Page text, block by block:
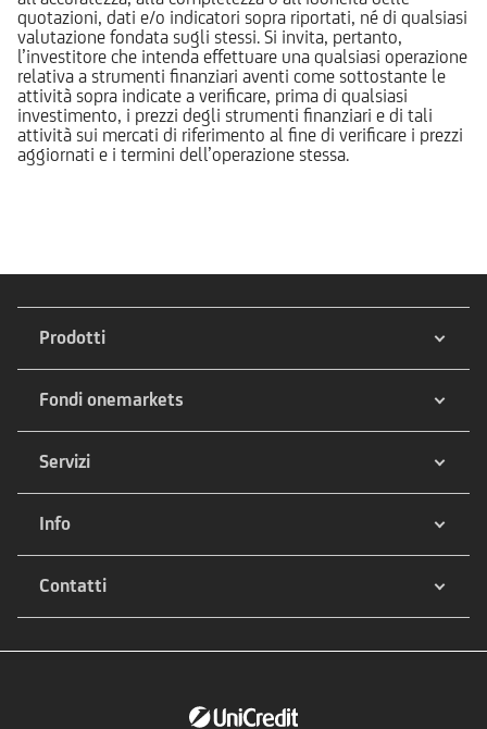
quotazioni, dati e/o indicatori sopra riportati, né di qualsiasi
valutazione fondata sugli stessi. Si invita, pertanto,
l’investitore che intenda effettuare una qualsiasi operazione
relativa a strumenti finanziari aventi come sottostante le
attività sopra indicate a verificare, prima di qualsiasi
investimento, i prezzi degli strumenti finanziari e di tali
attività sui mercati di riferimento al fine di verificare i prezzi
aggiornati e i termini dell’operazione stessa.
Prodotti
Fondi onemarkets
Servizi
Info
Contatti